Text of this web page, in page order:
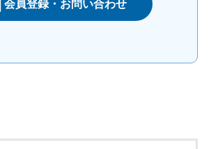
会員登録・お問い合わせ